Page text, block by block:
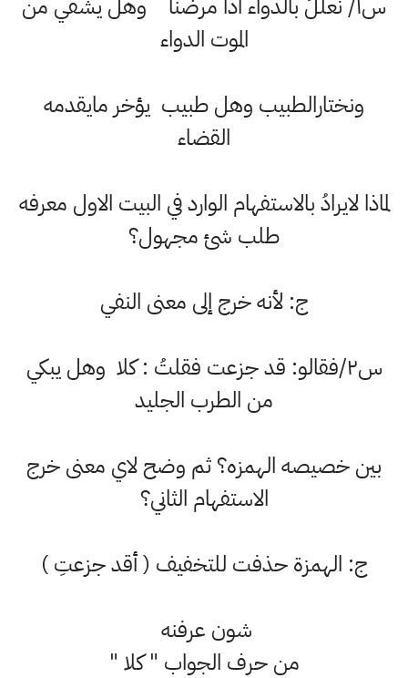
الموت الدواء
ونختارالطبيب وهل طبيب يؤخر مايقدمه
القضاء
لماذا لايرادُ بالاستفهام الوارد في البيت الاول معرفه
طلب شئ مجهول؟
ج: لأنه خرج إلى معنى النفي
س٢/فقالو: قد جزعت فقلتُ : كلا وهل يبكي
من الطرب الجليد
بين خصيصه الهمزه؟ ثم وضح لاي معنى خرج
الاستفهام الثاني؟
ج: الهمزة حذفت للتخفيف ( أقد جزعتِ )
شون عرفنه
من حرف الجواب " كلا "